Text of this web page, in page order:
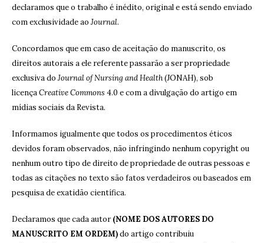
declaramos que o trabalho é inédito, original e está sendo enviado
com exclusividade ao Journal.
Concordamos que em caso de aceitação do manuscrito, os
direitos autorais a ele referente passarão a ser propriedade
exclusiva do Journal of Nursing and Health(JONAH), sob
licençaCreative Commons 4.0 e com a divulgação do artigo em
mídias sociais da Revista.
Informamos igualmente que todos os procedimentos éticos
devidos foram observados, não infringindo nenhum copyright ou
nenhum outro tipo de direito de propriedade de outras pessoas e
todas as citações no texto são fatos verdadeiros ou baseados em
pesquisa de exatidão científica.
Declaramos que cada autor(NOME DOS AUTORES DO
MANUSCRITO EM ORDEM)do artigo contribuiu